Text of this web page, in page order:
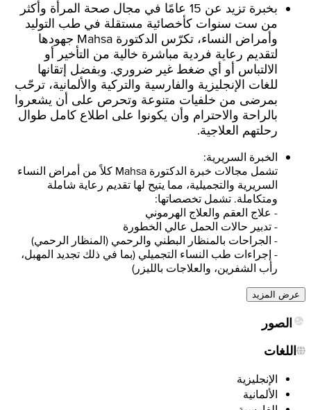
بخبرة تزيد عن 15 عامًا في مجال صحة المرأة وأكثر
من ست سنوات كأخصائية مستقلة في طب التوليد
وأمراض النساء، تكرّس الدكتورة Mahsa جهودها
لتقديم رعاية فردية مباشرة خالية من التأخير أو
الالتباس أو أي ضغط غير ضروري. وبفضل إتقانها
للغات الإنجليزية والفارسية والتركية والألمانية، ترحّب
بمرضى من خلفيات متنوعة وتحرص على أن يشعروا
بالراحة والاحترام وأن يكونوا على اطلاع كامل طوال
رحلتهم العلاجية.
الخبرة السريرية:
تشمل مجالات خبرة الدكتورة Mahsa كلاً من أمراض النساء
السريرية والتجميلية، مما يتيح لها تقديم رعاية شاملة
ومتكاملة. تشمل تخصصاتها:
- علاج العقم والعلاج الهرموني
- تدبير حالات الحمل عالي الخطورة
- الجراحات بالمنظار البطني والرحمي (المنظار الرحمي)
- إجراءات طب النساء التجميلي (بما في ذلك تجديد المهبل،
رأب الشفرين، والعلاجات بالليزر)
عرض المزيد
الصور
اللغات
الإنجليزية
الألمانية